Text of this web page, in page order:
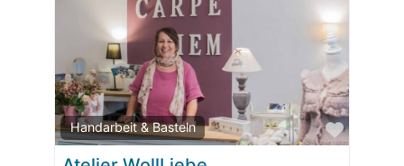
Handarbeit & Basteln
Favorit